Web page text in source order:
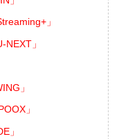
」
」
」
」
」